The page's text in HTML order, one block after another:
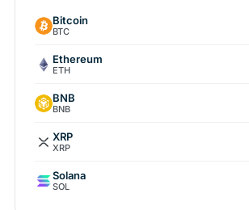
Bitcoin
BTC
Ethereum
ETH
BNB
BNB
XRP
XRP
Solana
SOL